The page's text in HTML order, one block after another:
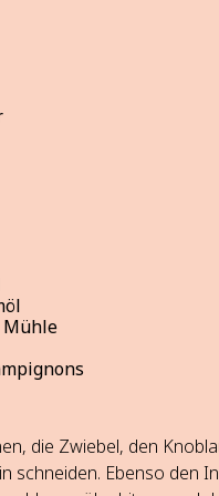
Mühle
die Zwiebel, den
schneiden. Ebenso den